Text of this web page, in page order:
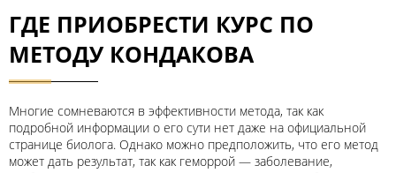
ГДЕ ПРИОБРЕСТИ КУРС ПО
МЕТОДУ КОНДАКОВА
Многие сомневаются в эффективности метода, так как
подробной информации о его сути нет даже на официальной
странице биолога. Однако можно предположить, что его метод
может дать результат, так как геморрой — заболевание,